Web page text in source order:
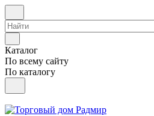
Каталог
По всему сайту
По каталогу